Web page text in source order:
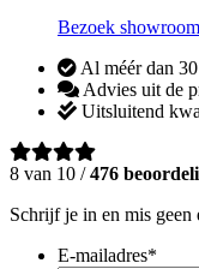
Bezoek showroom
Al méér dan
Advies uit de
Uitsluitend
8 van 10 /476
Schrijf je in en mis geen
E-mailadres*